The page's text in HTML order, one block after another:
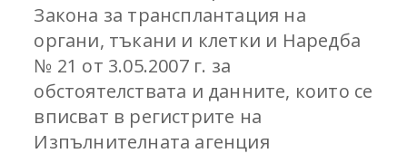
Закона за трансплантация на
органи, тъкани и клетки и Наредба
№ 21 от 3.05.2007 г. за
обстоятелствата и данните, които се
вписват в регистрите на
Изпълнителната агенция